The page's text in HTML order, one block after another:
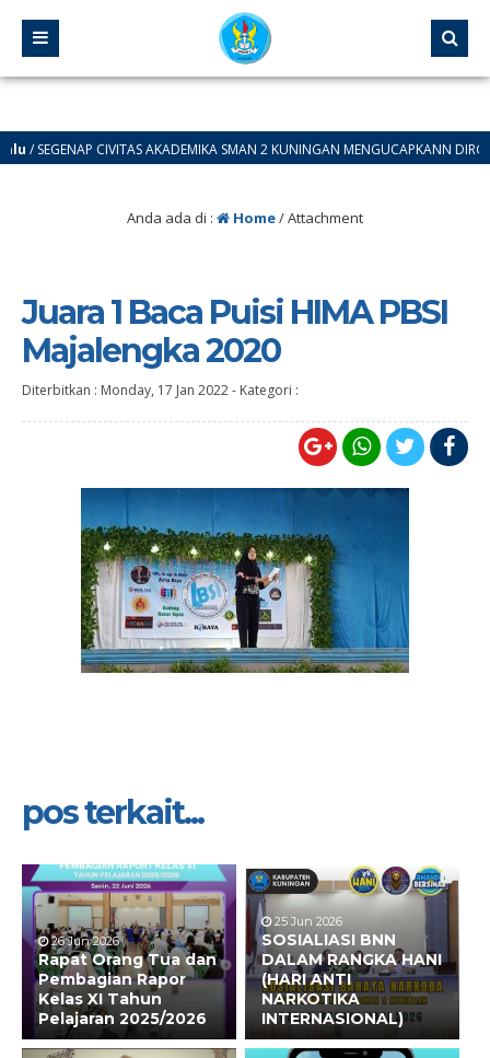
CIVITAS AKADEMIKA SMAN 2 KUNINGAN MENGUCAPKANN
Anda ada di : Home/ Attachment
Juara 1 Baca Puisi HIMA PBSI
Majalengka 2020
Diterbitkan : Monday, 17 Jan 2022- Kategori :
pos terkait...
26 Jun 2026
Rapat Orang Tua dan
Pembagian Rapor
Kelas XI Tahun
Pelajaran 2025/2026
25 Jun 2026
SOSIALIASI BNN
DALAM RANGKA HANI
(HARI ANTI
NARKOTIKA
INTERNASIONAL)